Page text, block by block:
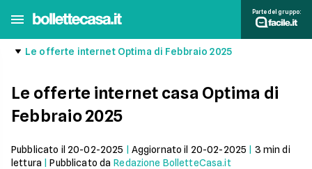
Parte del gruppo:
Le offerte internet Optima di Febbraio 2025
Le offerte internet casa Optima di
Febbraio 2025
Pubblicato il 20-02-2025 Aggiornato il 20-02-2025 3 min di
lettura |Pubblicato da Redazione BolletteCasa.it